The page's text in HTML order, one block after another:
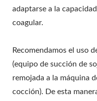
adaptarse a la
coagular.
Recomendamos el uso
(equipo de succión de
remojada a la máquina
cocción). De esta